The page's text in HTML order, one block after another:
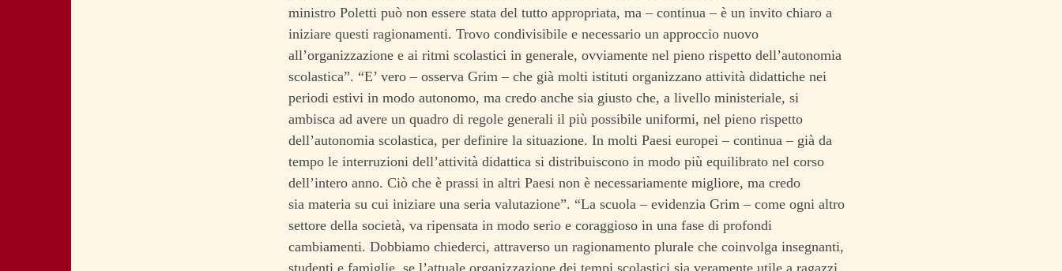
ministro Poletti può non essere stata del tutto appropriata, ma – continua – è un invito chiaro a
iniziare questi ragionamenti. Trovo condivisibile e necessario un approccio nuovo
all’organizzazione e ai ritmi scolastici in generale, ovviamente nel pieno rispetto dell’autonomia
scolastica”. “E’ vero – osserva Grim – che già molti istituti organizzano attività didattiche nei
periodi estivi in modo autonomo, ma credo anche sia giusto che, a livello ministeriale, si
ambisca ad avere un quadro di regole generali il più possibile uniformi, nel pieno rispetto
dell’autonomia scolastica, per definire la situazione. In molti Paesi europei – continua – già da
tempo le interruzioni dell’attività didattica si distribuiscono in modo più equilibrato nel corso
dell’intero anno. Ciò che è prassi in altri Paesi non è necessariamente migliore, ma credo
sia materia su cui iniziare una seria valutazione”. “La scuola – evidenzia Grim – come ogni altro
settore della società, va ripensata in modo serio e coraggioso in una fase di profondi
cambiamenti. Dobbiamo chiederci, attraverso un ragionamento plurale che coinvolga insegnanti,
studenti e famiglie, se l’attuale organizzazione dei tempi scolastici sia veramente utile a ragazzi